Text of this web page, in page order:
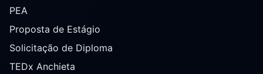
PEA
Proposta de Estágio
Solicitação de Diploma
TEDx Anchieta